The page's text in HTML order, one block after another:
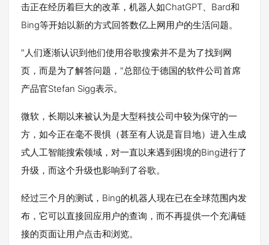
击正在经历着巨大的改革，机器人如ChatGPT、Bard和
Bing等开始以新的方式回答数亿上网用户的生活问题。
"人们逐渐认识到他们使用谷歌搜索并不是为了找到网
页，而是为了解答问题，"总部位于德国的软件公司首席
产品官Stefan Sigg表示。
微软，长期以来被认为是大型科技公司中较为保守的一
方，如今正在毫不畏惧（甚至有人说是盲目地）进入生成
式人工智能搜索领域，对一直以来遇到困境的Bing进行了
升级，而这个升级也影响到了谷歌。
经过三个月的测试，Bing的机器人现在已在全球范围内发
布，它可以直接回应用户的查询，而不再提供一个充满链
接的页面让用户点击和浏览。